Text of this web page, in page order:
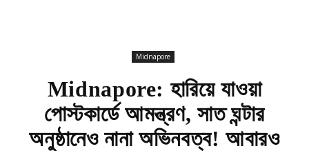
Midnapore
Midnapore: হারিয়ে যাওয়া
পোস্টকার্ডে আমন্ত্রণ, সাত ঘন্টার
অনুষ্ঠানেও নানা অভিনবত্ব! আবারও